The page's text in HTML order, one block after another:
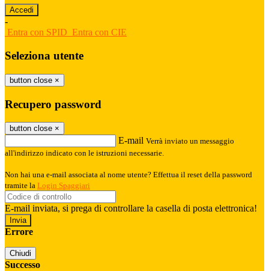
-
Entra con SPID Entra con CIE
Seleziona utente
button close ×
Recupero password
button close ×
E-mail Verrà inviato un messaggio
all'indirizzo indicato con le istruzioni necessarie.
Non hai una e-mail associata al nome utente? Effettua il reset della password
tramite la Login Spaggiari
E-mail inviata, si prega di controllare la casella di posta elettronica!
Errore
Chiudi
Successo